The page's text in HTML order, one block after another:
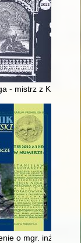
Bilczewskiego z
- mistrz z Kacwina
o mgr. inż.